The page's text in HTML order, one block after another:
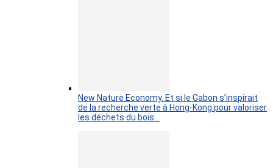
New Nature Economy. Et si le Gabon s’inspirait
de la recherche verte à Hong-Kong pour valoriser
les déchets du bois…